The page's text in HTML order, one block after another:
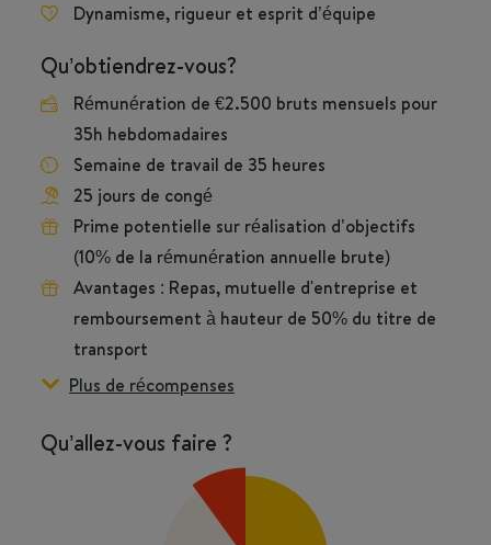
Dynamisme, rigueur et esprit d’équipe
Qu’obtiendrez-vous?
Rémunération de €2.500 bruts mensuels pour
35h hebdomadaires
Semaine de travail de 35 heures
25 jours de congé
Prime potentielle sur réalisation d’objectifs
(10% de la rémunération annuelle brute)
Avantages : Repas, mutuelle d'entreprise et
remboursement à hauteur de 50% du titre de
transport
Plus de récompenses
Qu’allez-vous faire ?